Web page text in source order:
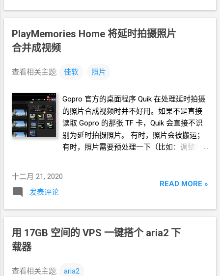
PlayMemories Home 将延时拍摄照片
合并成视频
查看相关主题: 佳软 照片
Gopro 官方的桌面程序 Quik 在处理延时拍摄
的照片合成视频时并不好用。如果不是直接
读取 Gopro 的那张 TF 卡，Quik 会直接不识
别为延时拍摄照片。 有时，照片会被搬运；
有时，照片需要预处理一下（比如：调整水
十二月 21, 2020
发表评论
READ MORE »
用 17GB 空间的 VPS 一键搭个 aria2 下
载器
查看相关主题: aria2